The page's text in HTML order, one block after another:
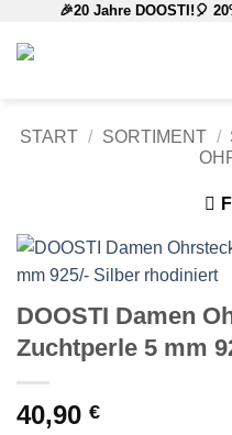
Inhalt
🎉20 Jahre DOOSTI!🎈
START / SORTIMENT /
DOOSTI Damen
Zuchtperle 5 mm
40,90 €